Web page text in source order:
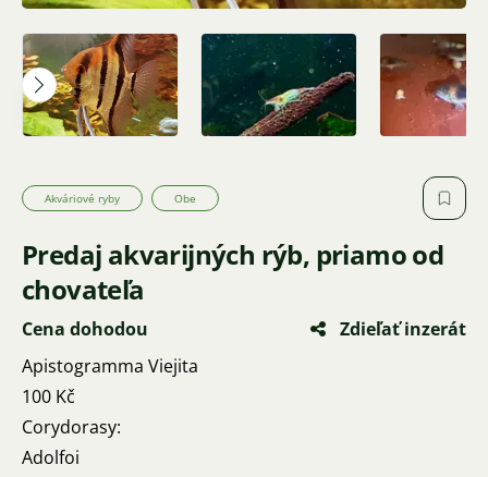
Akváriové ryby Obe
Predaj akvarijných rýb, priamo od
chovateľa
Cena dohodou
Zdieľať inzerát
Apistogramma Viejita
100 Kč
Corydorasy:
Adolfoi